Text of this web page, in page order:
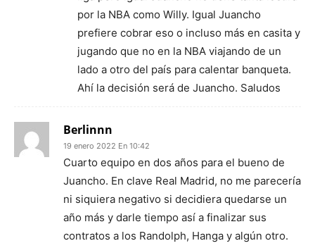
por la NBA como Willy. Igual Juancho
prefiere cobrar eso o incluso más en casita y
jugando que no en la NBA viajando de un
lado a otro del país para calentar banqueta.
Ahí la decisión será de Juancho. Saludos
Berlinnn
19 enero 2022 En 10:42
Cuarto equipo en dos años para el bueno de
Juancho. En clave Real Madrid, no me parecería
ni siquiera negativo si decidiera quedarse un
año más y darle tiempo así a finalizar sus
contratos a los Randolph, Hanga y algún otro.